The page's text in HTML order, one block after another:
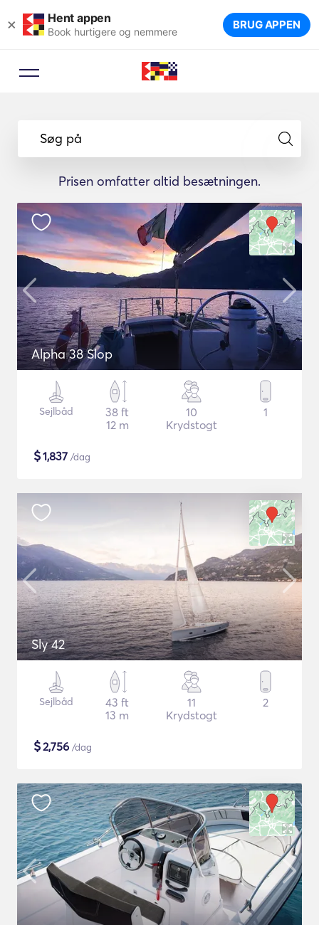
× Hent appen
Book hurtigere og nemmere BRUG APPEN
Søg på
Prisen omfatter altid besætningen.
Alpha 38 Slop
Sejlbåd
38 ft
12 m
10
Krydstogt
1
$1,837 /dag
Sly 42
Sejlbåd
43 ft
13 m
11
Krydstogt
2
$2,756 /dag